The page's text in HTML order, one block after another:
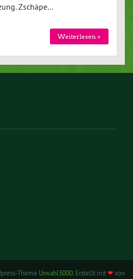
Zschäpe…
Weiterlesen »
Theme Urwahl3000. Erstellt mit❤ von